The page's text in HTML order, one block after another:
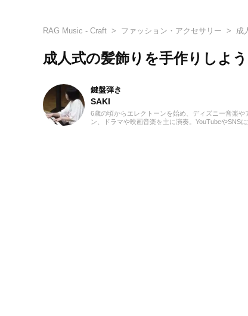
RAG Music - Craft ファッション・アクセサリー 成
成人式の髪飾りを手作りしよ
鍵盤弾き
SAKI
6歳の頃からエレクトーンを始め、ディズニー音楽や
ン、ドラマや映画音楽を主に演奏。YouTubeやSNS